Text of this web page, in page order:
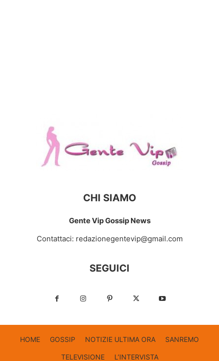
CHI SIAMO
Gente Vip Gossip News
Contattaci: redazionegentevip@gmail.com
SEGUICI
HOME GOSSIP NOTIZIE ULTIMA ORA SANREMO
TELEVISIONE L’INTERVISTA